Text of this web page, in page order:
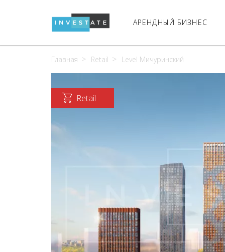
АРЕНДНЫЙ БИЗНЕС
Главная Retail Level Мичуринский
Retail